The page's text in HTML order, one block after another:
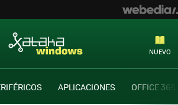
NUEVO
APLICACIONES OFFICE 365